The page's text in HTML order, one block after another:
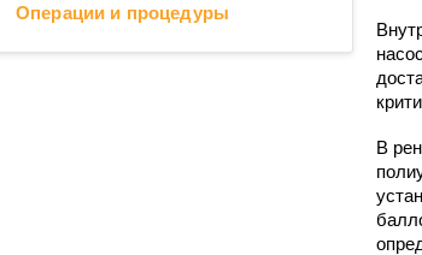
для
Операции и процедуры
В